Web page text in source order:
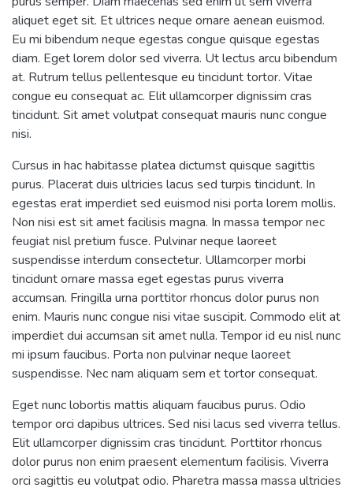
aliquet eget sit. Et ultrices neque ornare aenean euismod.
Eu mi bibendum neque egestas congue quisque egestas
diam. Eget lorem dolor sed viverra. Ut lectus arcu bibendum
at. Rutrum tellus pellentesque eu tincidunt tortor. Vitae
congue eu consequat ac. Elit ullamcorper dignissim cras
tincidunt. Sit amet volutpat consequat mauris nunc congue
nisi.
Cursus in hac habitasse platea dictumst quisque sagittis
purus. Placerat duis ultricies lacus sed turpis tincidunt. In
egestas erat imperdiet sed euismod nisi porta lorem mollis.
Non nisi est sit amet facilisis magna. In massa tempor nec
feugiat nisl pretium fusce. Pulvinar neque laoreet
suspendisse interdum consectetur. Ullamcorper morbi
tincidunt ornare massa eget egestas purus viverra
accumsan. Fringilla urna porttitor rhoncus dolor purus non
enim. Mauris nunc congue nisi vitae suscipit. Commodo elit at
imperdiet dui accumsan sit amet nulla. Tempor id eu nisl nunc
mi ipsum faucibus. Porta non pulvinar neque laoreet
suspendisse. Nec nam aliquam sem et tortor consequat.
Eget nunc lobortis mattis aliquam faucibus purus. Odio
tempor orci dapibus ultrices. Sed nisi lacus sed viverra tellus.
Elit ullamcorper dignissim cras tincidunt. Porttitor rhoncus
dolor purus non enim praesent elementum facilisis. Viverra
orci sagittis eu volutpat odio. Pharetra massa massa ultricies